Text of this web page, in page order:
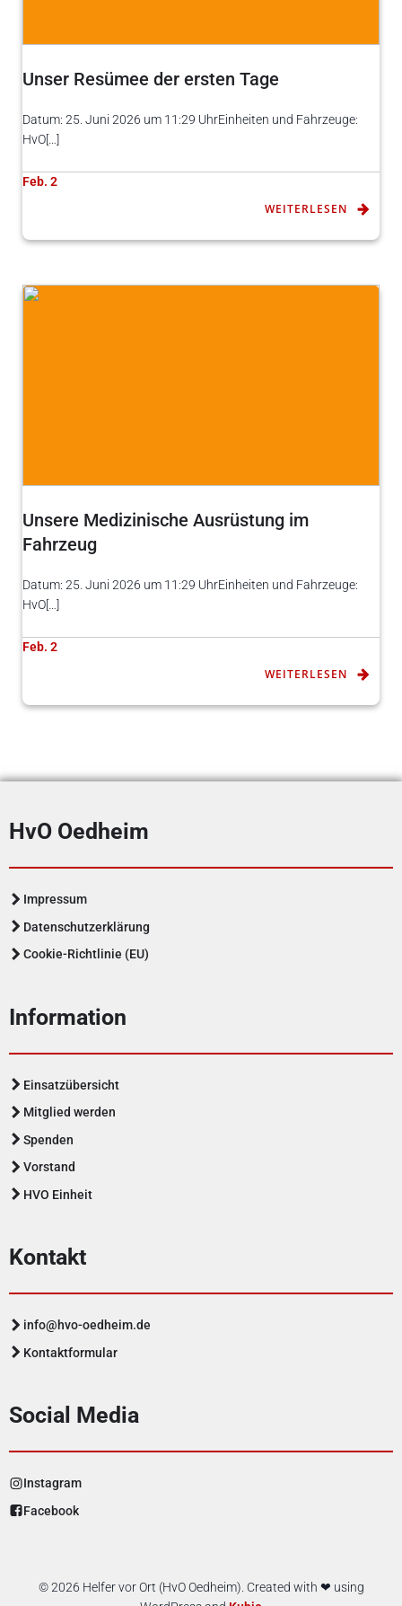
Unser Resümee der ersten Tage
Datum: 25. Juni 2026 um 11:29 UhrEinheiten und Fahrzeuge:
HvO[…]
Feb. 2
WEITERLESEN
Unsere Medizinische Ausrüstung im
Fahrzeug
Datum: 25. Juni 2026 um 11:29 UhrEinheiten und Fahrzeuge:
HvO[…]
Feb. 2
WEITERLESEN
HvO Oedheim
Impressum
Datenschutzerklärung
Cookie-Richtlinie (EU)
Information
Einsatzübersicht
Mitglied werden
Spenden
Vorstand
HVO Einheit
Kontakt
info@hvo-oedheim.de
Kontaktformular
Social Media
Instagram
Facebook
© 2026 Helfer vor Ort (HvO Oedheim). Created with ❤ using